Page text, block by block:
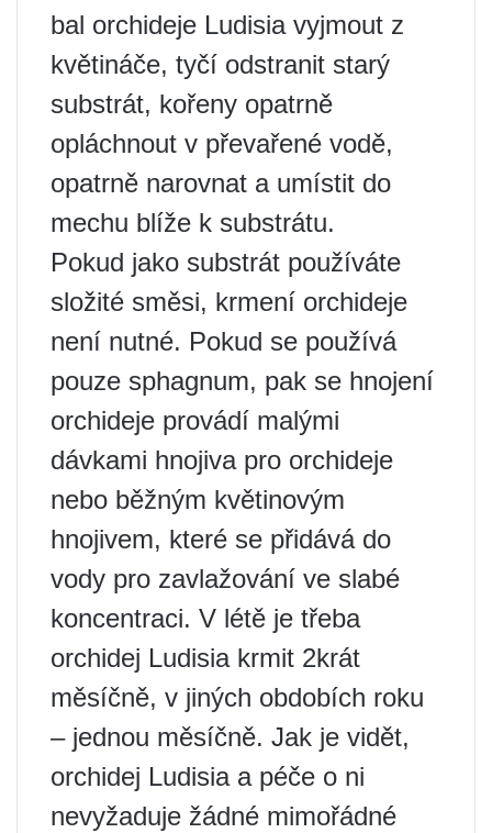
bal orchideje Ludisia vyjmout z
květináče, tyčí odstranit starý
substrát, kořeny opatrně
opláchnout v převařené vodě,
opatrně narovnat a umístit do
mechu blíže k substrátu.
Pokud jako substrát používáte
složité směsi, krmení orchideje
není nutné. Pokud se používá
pouze sphagnum, pak se hnojení
orchideje provádí malými
dávkami hnojiva pro orchideje
nebo běžným květinovým
hnojivem, které se přidává do
vody pro zavlažování ve slabé
koncentraci. V létě je třeba
orchidej Ludisia krmit 2krát
měsíčně, v jiných obdobích roku
– jednou měsíčně. Jak je vidět,
orchidej Ludisia a péče o ni
nevyžaduje žádné mimořádné